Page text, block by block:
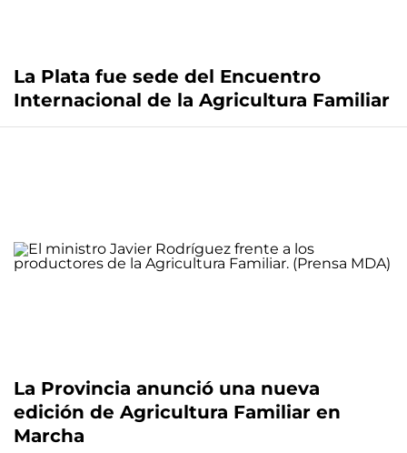
La Plata fue sede del Encuentro
Internacional de la Agricultura Familiar
La Provincia anunció una nueva
edición de Agricultura Familiar en
Marcha